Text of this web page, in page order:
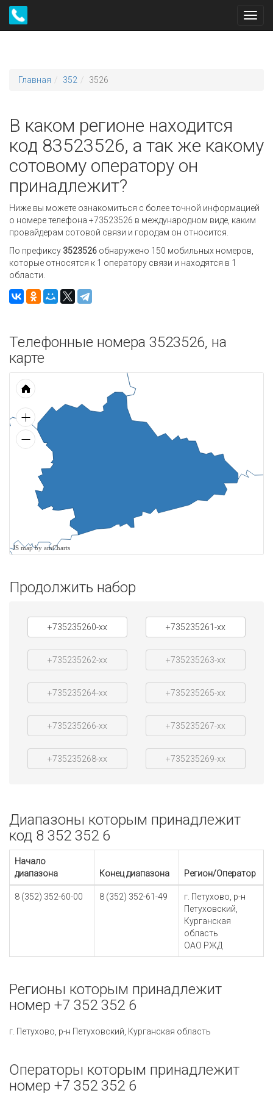
Главная 352 3526
В каком регионе находится
код 83523526, а так же какому
сотовому оператору он
принадлежит?
Ниже вы можете ознакомиться с более точной информацией
о номере телефона +73523526 в международном виде, каким
провайдерам сотовой связи и городам он относится.
По префиксу 3523526 обнаружено 150 мобильных номеров,
которые относятся к 1 оператору связи и находятся в 1
области.
Телефонные номера 3523526, на
карте
JS map by amCharts
Продолжить набор
+735235260-xx +735235261-xx
+735235262-xx +735235263-xx
+735235264-xx +735235265-xx
+735235266-xx +735235267-xx
+735235268-xx +735235269-xx
Диапазоны которым принадлежит
код 8 352 352 6
Начало
диапазона
Конец диапазона Регион/Оператор
8 (352) 352-60-00 8 (352) 352-61-49
г. Петухово, р-н
Петуховский,
Курганская
область
ОАО РЖД
Регионы которым принадлежит
номер +7 352 352 6
г. Петухово, р-н Петуховский, Курганская область
Операторы которым принадлежит
номер +7 352 352 6